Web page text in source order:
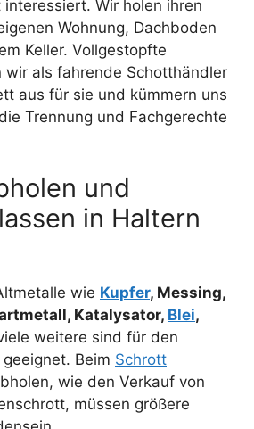
Wir holen ihren
Wohnung, Dachboden
Keller. Vollgestopfte
wir als fahrende Schotthändler
aus für sie und kümmern uns
Trennung und Fachgerechte
und
in Haltern
wie Kupfer, Messing,
Katalysator, Blei,
weitere sind für den
Beim Schrott
wie den Verkauf von
müssen größere